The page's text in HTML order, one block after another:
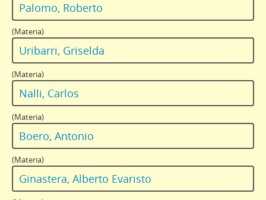
Palomo, Roberto
(Materia)
Uribarri, Griselda
(Materia)
Nalli, Carlos
(Materia)
Boero, Antonio
(Materia)
Ginastera, Alberto Evaristo